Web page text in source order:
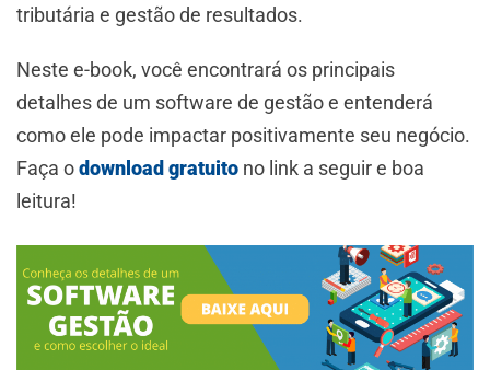
tributária e gestão de resultados.
Neste e-book, você encontrará os principais
detalhes de um software de gestão e entenderá
como ele pode impactar positivamente seu negócio.
Faça odownload gratuito no link a seguir e boa
leitura!